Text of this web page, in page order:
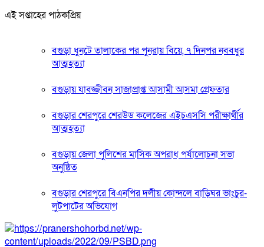
এই সপ্তাহের পাঠকপ্রিয়
বগুড়া ধুনটে তালাকের পর পুনরায় বিয়ে, ৭ দিনপর নববধুর
আত্মহত্যা
বগুড়ায় যাবজ্জীবন সাজাপ্রাপ্ত আসামী আসমা গ্রেফতার
বগুড়ার শেরপুরে শেরউড কলেজের এইচএসসি পরীক্ষার্থীর
আত্মহত্যা
বগুড়ায় জেলা পুলিশের মাসিক অপরাধ পর্যালোচনা সভা
অনুষ্ঠিত
বগুড়ার শেরপুরে বিএনপির দলীয় কোন্দলে বাড়িঘর ভাংচুর-
লুটপাটের অভিযোগ